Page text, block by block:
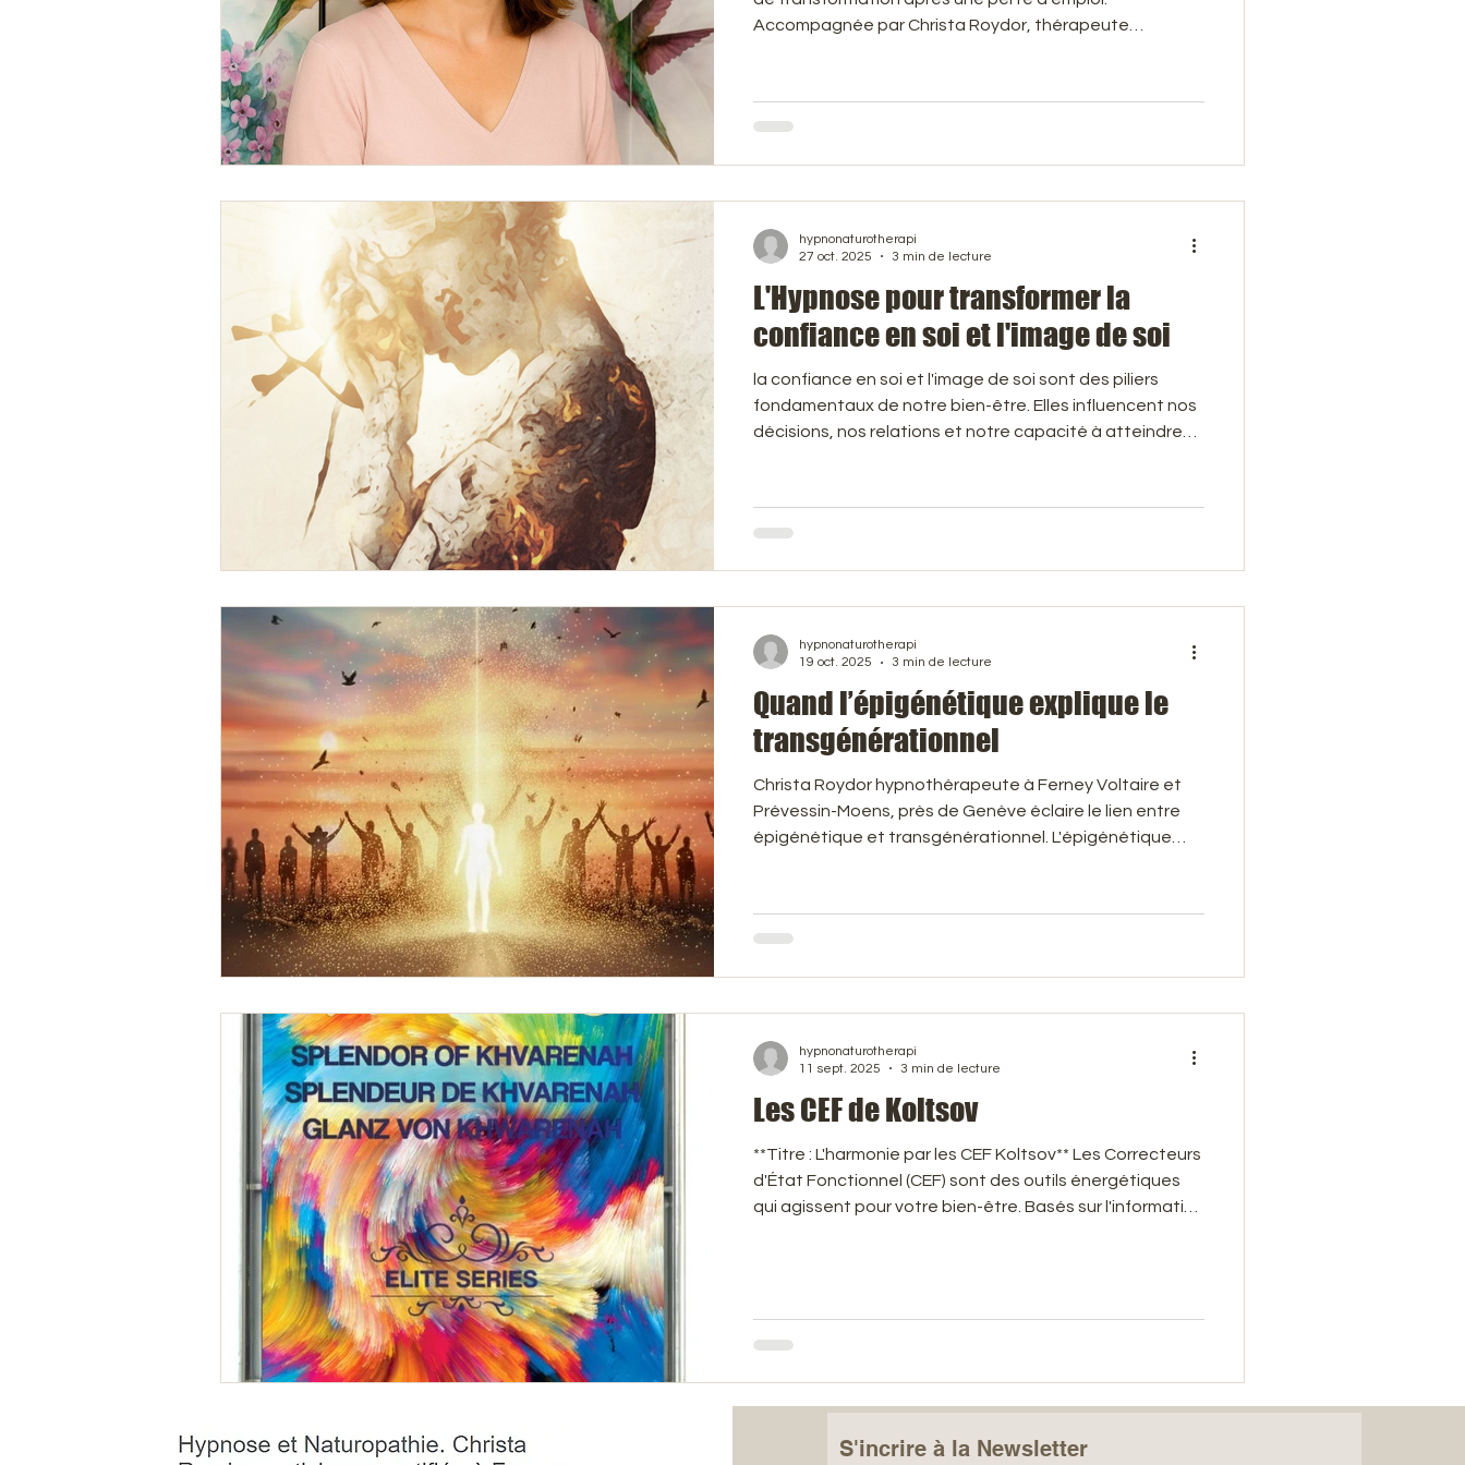
Endermologie LPG Cellu M6 Soins du corps
Déstockage des graisses
Accompagnée par Christa Roydor, thérapeute
ses peurs et à retrouver confiance. Soutenue par la
phytothérapie, elle illustre l’importance d’un
​L'Hypnose pour transformer la
confiance en soi et l'image de soi
la confiance en soi et l'image de soi sont des piliers
fondamentaux de notre bien-être. Elles influencent nos
décisions, nos relations et notre capacité à atteindre
limitantes qui sont profondément ancrées dans notre
inconscient. C'est là que l'hypnose entre en jeu, offrant
hypnonaturotherapi
27 oct. 2025
3 min de lecture
Quand l’épigénétique explique le
transgénérationnel
Christa Roydor hypnothérapeute à Ferney Voltaire et
Prévessin-Moens, près de Genève éclaire le lien entre
épigénétique et transgénérationnel. L'épigénétique
génique. Ces marques peuvent engendrer anxiété et
blocages, prouvant que nous héritons de schémas de
hypnonaturotherapi
19 oct. 2025
3 min de lecture
Les CEF de Koltsov
**Titre : L'harmonie par les CEF Koltsov** Les Correcteurs
d'État Fonctionnel (CEF) sont des outils énergétiques
qui agissent pour votre bien-être. Basés sur l'information
efficace pour une meilleure vitalité. Pour en savoir plus :
hypnonaturotherapi
11 sept. 2025
3 min de lecture
S'incrire à la Newsletter